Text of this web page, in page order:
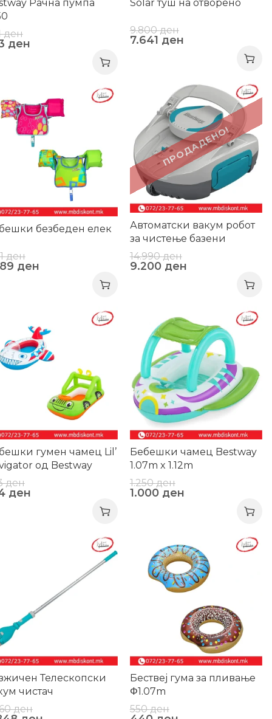
Рачна пумпа
ден
ден
Solar туш на отворено
9.800ден
7.641 ден
ПРОДАДЕНО!
Автоматски вакум робот
за чистење базени
14.990ден
9.200 ден
безбеден елек
ден
ден
гумен чамец Lil’
од Bestway
ден
ден
Бебешки чамец Bestway
1.07m x 1.12m
1.250ден
1.000 ден
Телескопски
чистач
ден
Бествеј гума за пливање
Φ1.07m
550ден